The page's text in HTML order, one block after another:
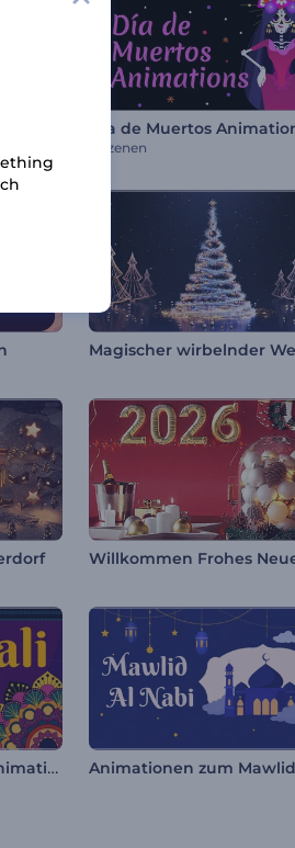
Dia de Muertos
5 Szenen
Diwali Glückwunsch Animationen